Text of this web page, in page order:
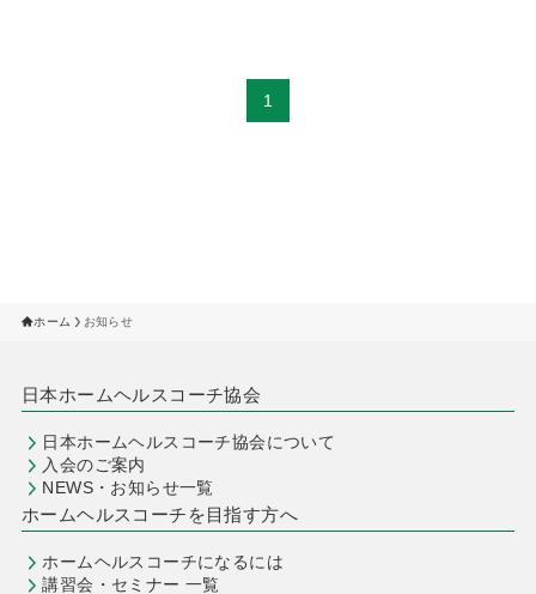
1
ホーム お知らせ
日本ホームヘルスコーチ協会
日本ホームヘルスコーチ協会について
入会のご案内
NEWS・お知らせ一覧
ホームヘルスコーチを目指す方へ
ホームヘルスコーチになるには
講習会・セミナー 一覧